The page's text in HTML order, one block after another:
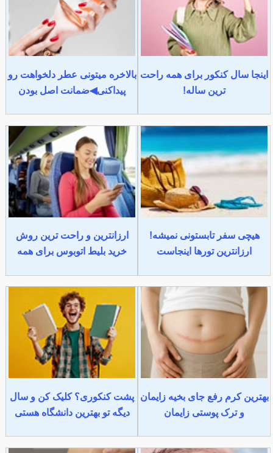
اینجا سال کنکور برای همه راحت
ترین ساله!
بالاخره میتونی عطر دلخواهت رو
پیداکنی◀ضمانت اصل بودن
هیچی سفر تابستونی نمیشه!
ارزانترین تورها اینجاست
ارزانترین و راحت ترین روش
خرید بلیط اتوبوس برای همه
بهترین کرم رفع جای بخیه زایمان
و ترک پوستی زایمان
پشت کنکوری؟ کلیک کن و سال
دیگه تو بهترین دانشگاه هستی